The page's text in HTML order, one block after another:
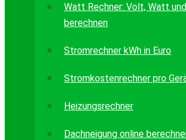
Watt Rechner: Volt, Watt
berechnen
Stromrechner kWh in Euro
Stromkostenrechner pro
Heizungsrechner
Dachneigung online